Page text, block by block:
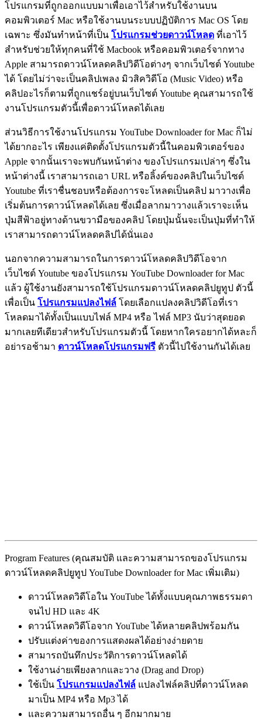
โปรแกรมที่ถูกออกแบบมาเพื่อเอาไว้สำหรับใช้งานบน
คอมพิวเตอร์ Mac หรือใช้งานบนระบบปฏิบัติการ Mac OS โดย
เฉพาะ ซึ่งมันทำหน้าที่เป็น โปรแกรมช่วยดาวน์โหลด ที่เอาไว้
สำหรับช่วยให้ทุกคนที่ใช้ Macbook หรือคอมพิวเตอร์จากทาง
Apple สามารถดาวน์โหลดคลิปวิดีโอต่างๆ จากเว็บไซต์ Youtube
ได้ โดยไม่ว่าจะเป็นคลิปเพลง มิวสิควิดีโอ (Music Video) หรือ
คลิปอะไรก็ตามที่ถูกแชร์อยู่บนเว็บไซต์ Youtube คุณสามารถใช้
งานโปรแกรมตัวนี้เพื่อดาวน์โหลดได้เลย
ส่วนวิธีการใช้งานโปรแกรม YouTube Downloader for Mac ก็ไม่
ได้ยากอะไร เพียงแค่ติดตั้งโปรแกรมตัวนี้ในคอมพิวเตอร์ของ
Apple จากนั้นเราจะพบกันหน้าต่าง ของโปรแกรมเปล่าๆ ซึ่งใน
หน้าต่างนี้ เราสามารถเอา URL หรือลิ้งค์ของคลิปในเว็บไซต์
Youtube ที่เราชื่นชอบหรือต้องการจะโหลดเป็นคลิป มาวางเพื่อ
เริ่มต้นการดาวน์โหลดได้เลย ซึ่งเมื่อลากมาวางแล้วเราจะเห็น
ปุ่มสีฟ้าอยู่ทางด้านขวามือของคลิป โดยปุ่มนั้นจะเป็นปุ่มที่ทำให้
เราสามารถดาวน์โหลดคลิปได้นั่นเอง
นอกจากความสามารถในการดาวน์โหลดคลิปวิดีโอจาก
เว็บไซต์ Youtube ของโปรแกรม YouTube Downloader for Mac
แล้ว ผู้ใช้งานยังสามารถใช้โปรแกรมดาวน์โหลดคลิปยูทูป ตัวนี้
เพื่อเป็น โปรแกรมแปลงไฟล์ โดยเลือกแปลงคลิปวิดีโอที่เรา
โหลดมาได้ทั้งเป็นแบบไฟล์ MP4 หรือ ไฟล์ MP3 นับว่าสุดยอด
มากเลยทีเดียวสำหรับโปรแกรมตัวนี้ โดยหากใครอยากได้หละก็
อย่ารอช้ามา ดาวน์โหลดโปรแกรมฟรี ตัวนี้ไปใช้งานกันได้เลย
Program Features (คุณสมบัติ และความสามารถของโปรแกรม
ดาวน์โหลดคลิปยูทูป YouTube Downloader for Mac เพิ่มเติม)
ดาวน์โหลดวิดีโอใน YouTube ได้ทั้งแบบคุณภาพธรรมดา
จนไป HD และ 4K
ดาวน์โหลดวิดีโอจาก YouTube ได้หลายคลิปพร้อมกัน
ปรับแต่งค่าของการแสดงผลได้อย่างง่ายดาย
สามารถบันทึกประวัติการดาวน์โหลดได้
ใช้งานง่ายเพียงลากและวาง (Drag and Drop)
ใช้เป็น โปรแกรมแปลงไฟล์ แปลงไฟล์คลิปที่ดาวน์โหลด
มาเป็น MP4 หรือ Mp3 ได้
และความสามารถอื่น ๆ อีกมากมาย